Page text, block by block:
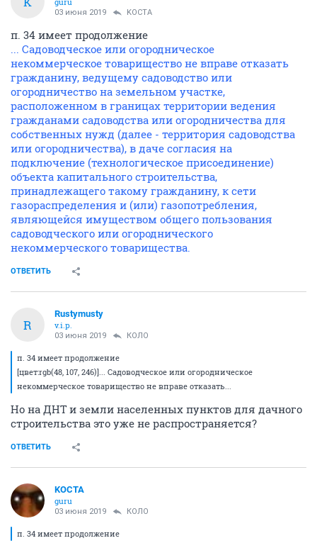
03 июня 2019 KOCTA
п. 34 имеет продолжение
... Садоводческое или огородническое
некоммерческое товарищество не вправе отказать
гражданину, ведущему садоводство или
огородничество на земельном участке,
расположенном в границах территории ведения
гражданами садоводства или огородничества для
собственных нужд (далее - территория садоводства
или огородничества), в даче согласия на
подключение (технологическое присоединение)
объекта капитального строительства,
принадлежащего такому гражданину, к сети
газораспределения и (или) газопотребления,
являющейся имуществом общего пользования
садоводческого или огороднического
некоммерческого товарищества.
ОТВЕТИТЬ
R
Rustymusty
v.i.p.
03 июня 2019 КОЛО
п. 34 имеет продолжение
[цвет:rgb(48, 107, 246)]... Садоводческое или огородническое
некоммерческое товарищество не вправе отказать...
Но на ДНТ и земли населенных пунктов для дачного
строительства это уже не распространяется?
ОТВЕТИТЬ
KOCTA
guru
03 июня 2019 КОЛО
п. 34 имеет продолжение